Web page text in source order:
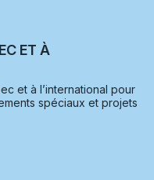
ET À
et à l’international pour
spéciaux et projets